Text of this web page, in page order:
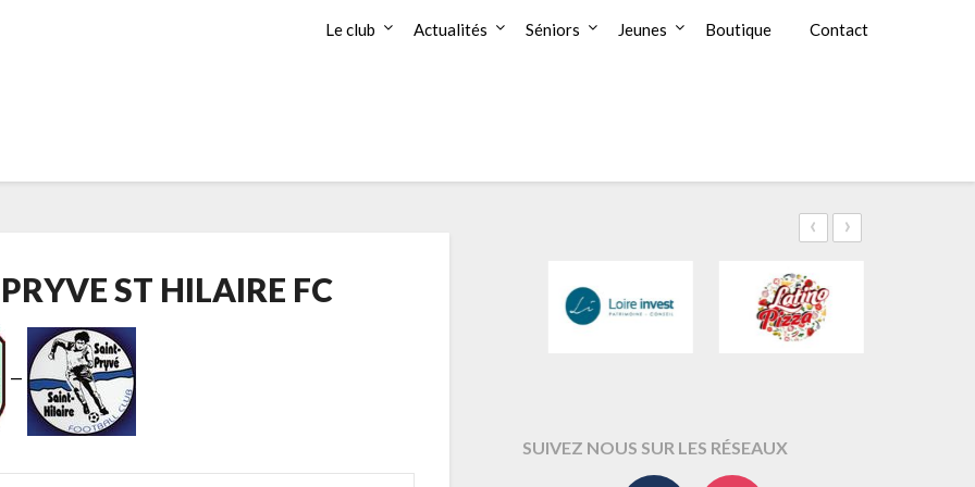
Le club Actualités Séniors Jeunes Boutique Contact
ST HILAIRE FC
—
‹ ›
SUIVEZ NOUS SUR LES RÉSEAUX